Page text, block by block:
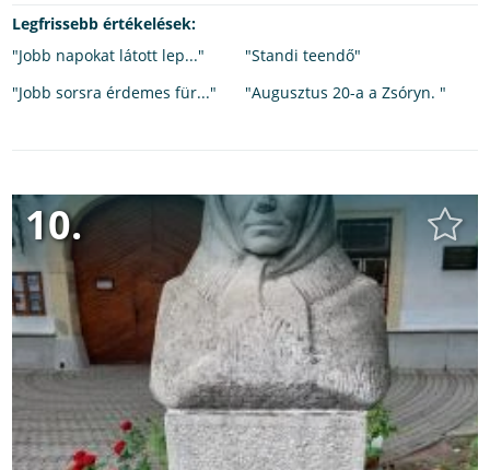
Legfrissebb értékelések:
"Jobb napokat látott lep..."
"Standi teendő"
"Jobb sorsra érdemes für..."
"Augusztus 20-a a Zsóryn. "
10.